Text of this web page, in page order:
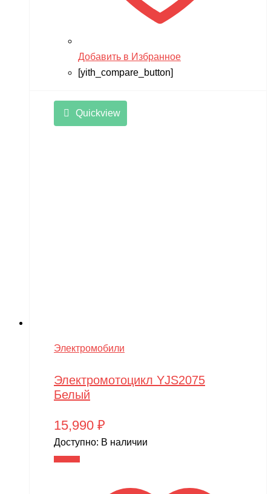
Добавить в Избранное
[yith_compare_button]
Quickview
Электромобили
Электромотоцикл YJS2075
Белый
15,990 ₽
Доступно: В наличии